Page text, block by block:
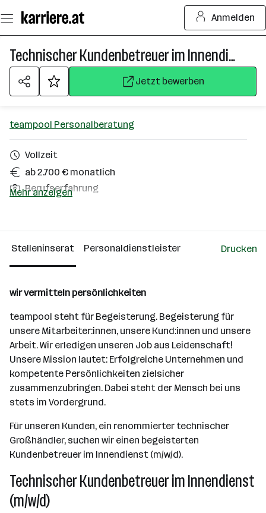
Seiteninhalt
springen
Anmelden
Technischer Kundenbetreuer im Innendienst (m/w/d)
Jetzt bewerben
teampool Personalberatung
Vollzeit
ab 2.700 € monatlich
Berufserfahrung
Über das Unternehmen
Leonding
Mehr anzeigen
Stelleninserat Personaldienstleister Drucken
wir vermitteln persönlichkeiten
teampool steht für Begeisterung. Begeisterung für
unsere Mitarbeiter:innen, unsere Kund:innen und unsere
Arbeit. Wir erledigen unseren Job aus Leidenschaft!
Unsere Mission lautet: Erfolgreiche Unternehmen und
kompetente Persönlichkeiten zielsicher
zusammenzubringen. Dabei steht der Mensch bei uns
stets im Vordergrund.
Für unseren Kunden, ein renommierter technischer
Großhändler, suchen wir einen begeisterten
Kundenbetreuer im Innendienst (m/w/d).
Technischer Kundenbetreuer im Innendienst
(m/w/d)